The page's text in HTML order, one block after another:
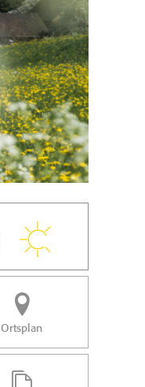
Ortsplan